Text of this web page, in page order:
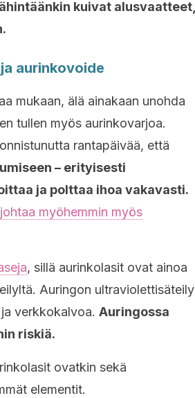
kuivat alusvaatteet,
aurinkovoide
mukaan, älä ainakaan unohda
tullen myös aurinkovarjoa.
rantapäivää, että
– erityisesti
ja polttaa ihoa vakavasti.
johtaa myöhemmin myös
, sillä aurinkolasit ovat ainoa
Auringon ultraviolettisäteily
verkkokalvoa. Auringossa
riskiä.
ovatkin sekä
elementit.